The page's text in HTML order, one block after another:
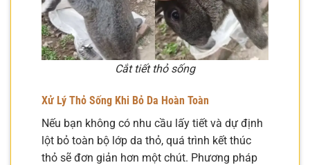
Cắt tiết thỏ sống
Xử Lý Thỏ Sống Khi Bỏ Da Hoàn Toàn
Nếu bạn không có nhu cầu lấy tiết và dự định
lột bỏ toàn bộ lớp da thỏ, quá trình kết thúc
thỏ sẽ đơn giản hơn một chút. Phương pháp